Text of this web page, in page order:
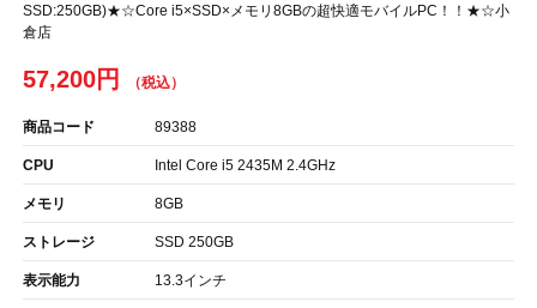
SSD:250GB)★☆Core i5×SSD×メモリ8GBの超快適モバイルPC！！★☆小
倉店
57,200円
商品コード 89388
CPU Intel Core i5 2435M 2.4GHz
メモリ 8GB
ストレージ SSD 250GB
表示能力 13.3インチ